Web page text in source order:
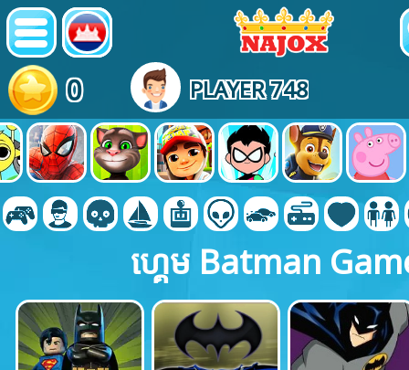
0 PLAYER 748
ហ្គេម Batman